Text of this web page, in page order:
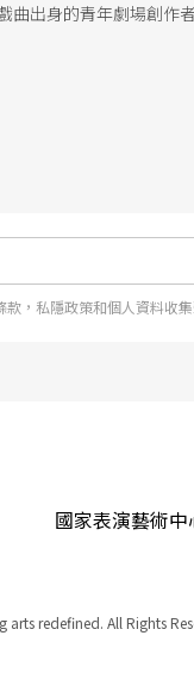
出身的青年劇場創作
，私隱政策和個人資料收集
國家表演藝術中
redefined. All Rights